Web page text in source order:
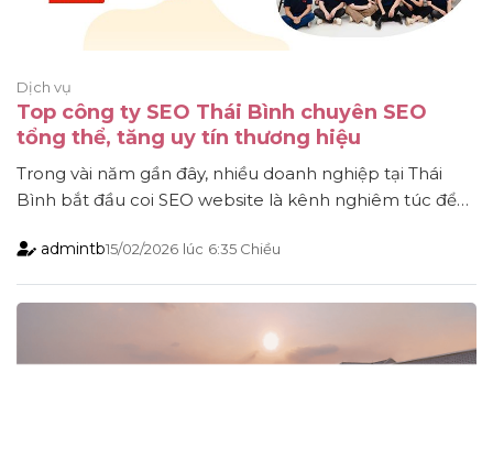
Dịch vụ
Top công ty SEO Thái Bình chuyên SEO
tổng thể, tăng uy tín thương hiệu
Trong vài năm gần đây, nhiều doanh nghiệp tại Thái
Bình bắt đầu coi SEO website là kênh nghiêm túc để
hoặc quảng cáo ngắn hạn. Tuy nhiên, tìm kiếm công ty
SEO Thái Bình uy tín lại không dễ dàng. Nếu bạn [...]
admintb15/02/2026 lúc 6:35 Chiều